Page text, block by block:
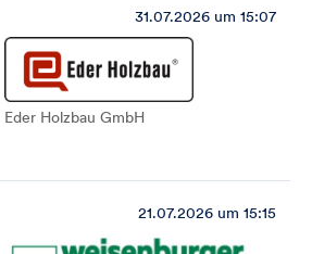
31.07.2026 um 15:07
Eder Holzbau GmbH
21.07.2026 um 15:15